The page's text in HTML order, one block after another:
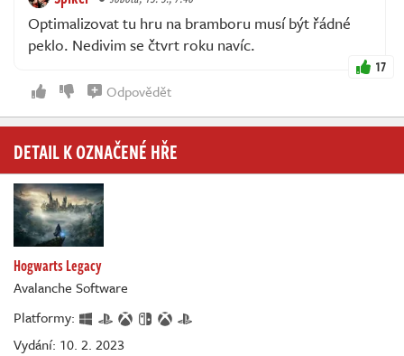
Optimalizovat tu hru na bramboru musí být řádné
peklo. Nedivim se čtvrt roku navíc.
17
Odpovědět
DETAIL K OZNAČENÉ HŘE
Hogwarts Legacy
Avalanche Software
Platformy:
Vydání: 10. 2. 2023